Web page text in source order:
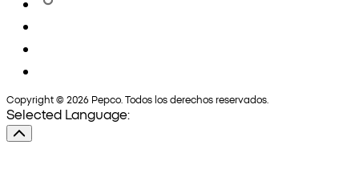
Copyright © 2026 Pepco. Todos los derechos reservados.
Selected Language: